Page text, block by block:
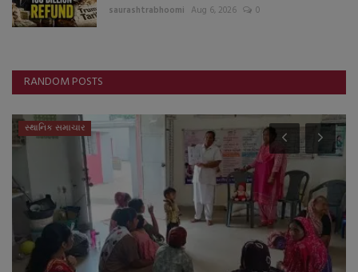
saurashtrabhoomi Aug 6, 2026 0
RANDOM POSTS
સ્થાનિક સમાચાર